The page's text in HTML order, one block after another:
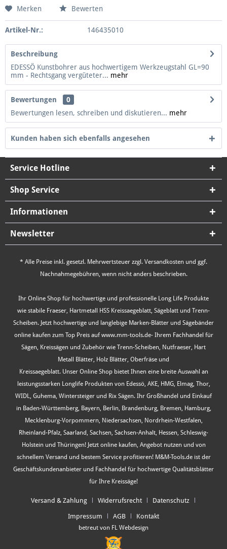
Merken Bewerten
Artikel-Nr.: 146435010
Beschreibung
EDESSÖ Kunstbohrer aus hochwertigem Werkzeugstahl GL=90
mm - Rechtsgang vergüteter... mehr
Bewertungen
0
Bewertungen lesen, schreiben und diskutieren... mehr
Kunden haben sich ebenfalls angesehen
Service Hotline
Shop Service
Informationen
Newsletter
* Alle Preise inkl. gesetzl. Mehrwertsteuer zzgl. Versandkosten und ggf.
Nachnahmegebühren, wenn nicht anders beschrieben.
Ihr Online Shop für hochwertige und professionelle Long Life Produkte
wie stabile Fraeser, Hartmetall HSS Kreissaegeblatt, Sägeblatt und Trenn-
Scheiben. Jetzt hochwertige und langlebige Marken-Blätter und Sägebänder
online kaufen zum Top Preis auf www.mm-tools.de- Ihrem Fachhandel für
Sägen, Kreissägen und Zubehör wie Trenn-Scheiben, Nutfraeser, Hart
Metall Blätter, Holz Blätter, Oberfräse und
Kreissaegeblatt. Unser Online Shop bietet Ihnen eine breite Auswahl an
leistungsstarken Longlife Produkten von Edessö, AKE, HMG, Elmag, Thor,
WIDL, Guhema, Wintersteiger und Rix Sägen. Ihr Großhandel und Einkauf
in Baden-Württemberg, Bayern, Berlin, Brandenburg, Bremen, Hamburg,
Mecklenburg-Vorpommern, Niedersachsen, Nordrhein-Westfalen,
Rheinland-Pfalz, Saarland, Sachsen, Sachsen-Anhalt, Hessen, Schleswig-
Holstein und Thüringen! Jetzt online kaufen, Angebot nutzen und von
schnellem Versand und bestem Service profitieren! M&M-Tools.de ist der
Geschäftskundenanbieter und Fachhandel für hochwertige Qualitätsblätter
für Ihre Kreissäge!
Versand & Zahlung Widerrufsrecht Datenschutz
Impressum AGB Kontakt
betreut von FL Webdesign